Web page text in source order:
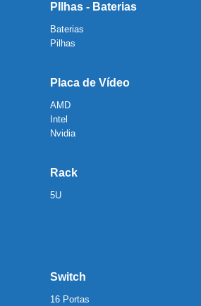
PIlhas - Baterias
Baterias
Pilhas
Placa de Vídeo
AMD
Intel
Nvidia
Rack
5U
Switch
16 Portas